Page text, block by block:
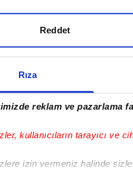
Rıza
reklam ve pazarlama
kullanıcıların tarayıcı ve
izin vermeniz halinde
Reddet
Freiburgile karşılaşacak.
#ALMANYA #FREIBURG
Haber